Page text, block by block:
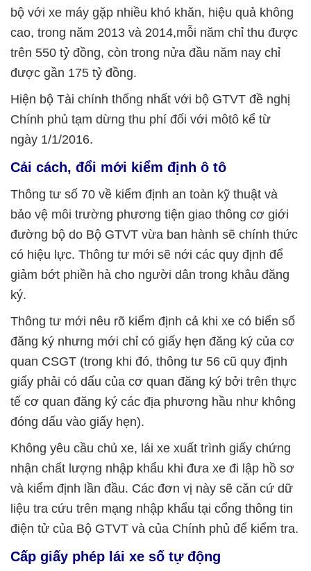
bộ với xe máy gặp nhiều khó khăn, hiệu quả không
cao, trong năm 2013 và 2014,mỗi năm chỉ thu được
trên 550 tỷ đồng, còn trong nửa đầu năm nay chỉ
được gần 175 tỷ đồng.
Hiện bộ Tài chính thống nhất với bộ GTVT đề nghị
Chính phủ tạm dừng thu phí đối với môtô kể từ
ngày 1/1/2016.
Cải cách, đổi mới kiểm định ô tô
Thông tư số 70 về kiểm định an toàn kỹ thuật và
bảo vệ môi trường phương tiện giao thông cơ giới
đường bộ do Bộ GTVT vừa ban hành sẽ chính thức
có hiệu lực. Thông tư mới sẽ nới các quy định để
giảm bớt phiền hà cho người dân trong khâu đăng
ký.
Thông tư mới nêu rõ kiểm định cả khi xe có biển số
đăng ký nhưng mới chỉ có giấy hẹn đăng ký của cơ
quan CSGT (trong khi đó, thông tư 56 cũ quy định
giấy phải có dấu của cơ quan đăng ký bởi trên thực
tế cơ quan đăng ký các địa phương hầu như không
đóng dấu vào giấy hẹn).
Không yêu cầu chủ xe, lái xe xuất trình giấy chứng
nhận chất lượng nhập khẩu khi đưa xe đi lập hồ sơ
và kiểm định lần đầu. Các đơn vị này sẽ căn cứ dữ
liệu tra cứu trên mạng nhập khẩu tại cổng thông tin
điện tử của Bộ GTVT và của Chính phủ để kiểm tra.
Cấp giấy phép lái xe số tự động